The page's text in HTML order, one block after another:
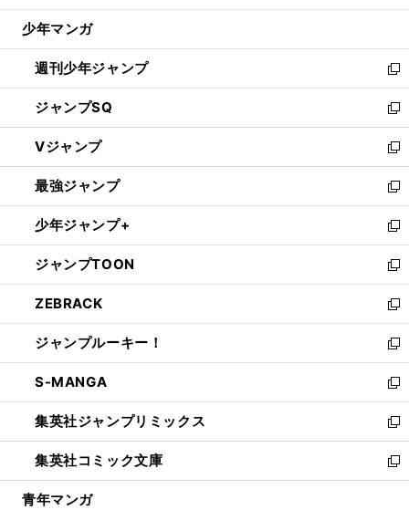
ウ
開
く
少年マンガ
週刊少年ジャンプ
新
し
い
ウ
ィ
ン
ド
ウ
で
開
く
ジャンプSQ
新
し
い
ウ
ィ
ン
ド
ウ
で
開
く
Vジャンプ
新
し
い
ウ
ィ
ン
ド
ウ
で
開
く
最強ジャンプ
新
し
い
ウ
ィ
ン
ド
ウ
で
開
く
少年ジャンプ+
新
し
い
ウ
ィ
ン
ド
ウ
で
開
く
ジャンプTOON
新
し
い
ウ
ィ
ン
ド
ウ
で
開
く
ZEBRACK
新
し
い
ウ
ィ
ン
ド
ウ
で
開
ジャンプルーキー！
新
し
い
ウ
ィ
ン
ド
ウ
S-MANGA
新
し
い
ウ
ィ
ン
集英社ジャンプリミックス
新
し
い
ウ
集英社コミック文庫
新
し
青年マンガ